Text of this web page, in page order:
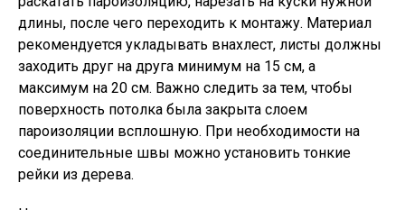
длины, после чего переходить к монтажу. Материал
рекомендуется укладывать внахлест, листы должны
заходить друг на друга минимум на 15 см, а
максимум на 20 см. Важно следить за тем, чтобы
поверхность потолка была закрыта слоем
пароизоляции всплошную. При необходимости на
соединительные швы можно установить тонкие
рейки из дерева.